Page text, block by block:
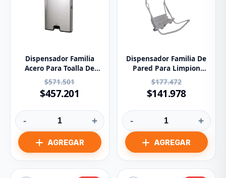
Dispensador Familia
Acero Para Toalla De
Manos En Z 83610
$571.501
$457.201
- +
Dispensador Familia De
Pared Para Limpion
Industrial 81060
$177.472
$141.978
- +